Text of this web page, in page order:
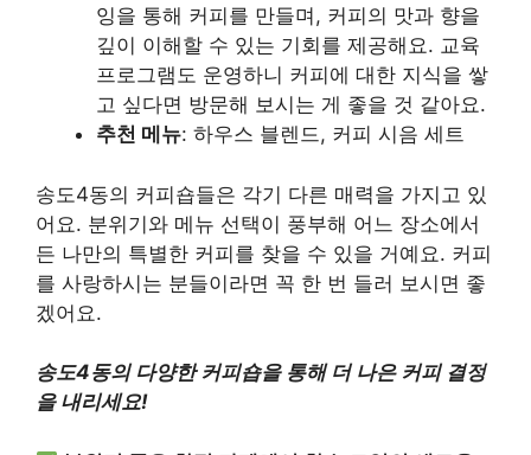
잉을 통해 커피를 만들며, 커피의 맛과 향을
깊이 이해할 수 있는 기회를 제공해요. 교육
프로그램도 운영하니 커피에 대한 지식을 쌓
고 싶다면 방문해 보시는 게 좋을 것 같아요.
추천 메뉴: 하우스 블렌드, 커피 시음 세트
송도4동의 커피숍들은 각기 다른 매력을 가지고 있
어요. 분위기와 메뉴 선택이 풍부해 어느 장소에서
든 나만의 특별한 커피를 찾을 수 있을 거예요. 커피
를 사랑하시는 분들이라면 꼭 한 번 들러 보시면 좋
겠어요.
송도4동의 다양한 커피숍을 통해 더 나은 커피 결정
을 내리세요!